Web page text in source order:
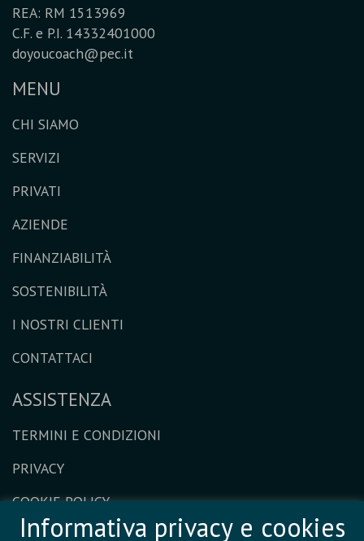
REA: RM 1513969
C.F. e P.I. 14332401000
doyoucoach@pec.it
MENU
CHI SIAMO
SERVIZI
PRIVATI
AZIENDE
FINANZIABILITÀ
SOSTENIBILITÀ
I NOSTRI CLIENTI
CONTATTACI
ASSISTENZA
TERMINI E CONDIZIONI
PRIVACY
COOKIE POLICY
ESERCIZIO DEI DIRITTI
Informativa privacy e cookies